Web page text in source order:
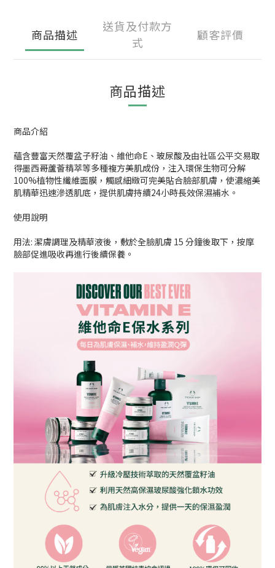
商品描述
送貨及付款方
式
顧客評價
商品描述
商品介紹
蘊含豐富天然覆盆子籽油、維他命E、玻尿酸及由社區公平交易取
得墨西哥蘆薈精萃等多種複方美肌成份，注入環保生物可分解
100%植物性纖維面膜，觸感細緻可完美貼合臉部肌膚，使濃縮美
肌精華迅速滲透肌底，提供肌膚持續24小時長效保濕補水。
使用說明
用法: 潔膚調理及精華液後，敷於全臉肌膚 15 分鐘後取下，按摩
臉部促進吸收再進行後續保養。